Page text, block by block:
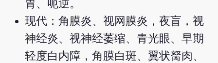
胃、呃逆。
现代：角膜炎、视网膜炎，夜盲，视
神经炎、视神经萎缩、青光眼、早期
轻度白内障，角膜白斑、翼状胬肉、